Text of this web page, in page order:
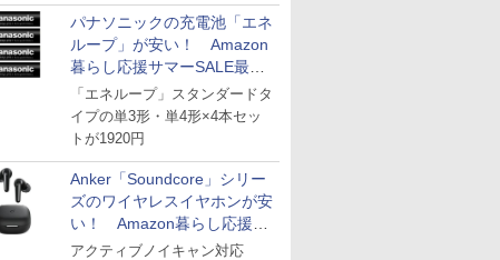
パナソニックの充電池「エネ
ループ」が安い！ Amazon
暮らし応援サマーSALE最終
日
「エネループ」スタンダードタ
イプの単3形・単4形×4本セッ
トが1920円
Anker「Soundcore」シリー
ズのワイヤレスイヤホンが安
い！ Amazon暮らし応援サ
マーSALE
アクティブノイキャン対応